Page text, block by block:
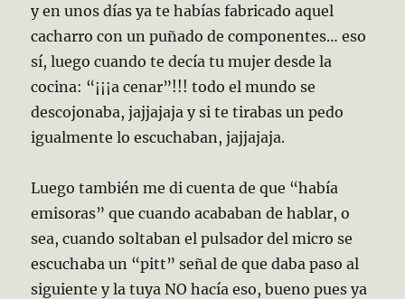
y en unos días ya te habías fabricado aquel
cacharro con un puñado de componentes… eso
sí, luego cuando te decía tu mujer desde la
cocina: “¡¡¡a cenar”!!! todo el mundo se
descojonaba, jajjajaja y si te tirabas un pedo
igualmente lo escuchaban, jajjajaja.
Luego también me di cuenta de que “había
emisoras” que cuando acababan de hablar, o
sea, cuando soltaban el pulsador del micro se
escuchaba un “pitt” señal de que daba paso al
siguiente y la tuya NO hacía eso, bueno pues ya